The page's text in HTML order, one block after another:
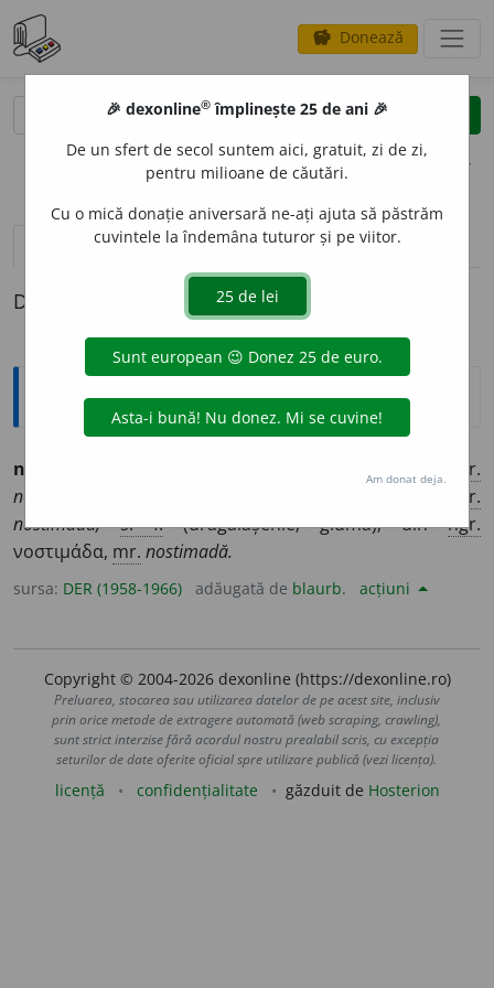
savings Donează
clear
opțiuni
definiții (1) pronunțievolume_up (3)
Definiția cu ID-ul 503896:
Etimologice
n
Mr.
nostim.
Der.
nostimadă,
s. f.(drăgălășenie; glumă); dinngr.
νοστιμάδα, mr. nostimadă.
sursa: DER (1958-1966) adăugată de blaurb. acțiuni
Copyright © 2004-2026 dexonline (https://dexonline.ro)
Preluarea, stocarea sau utilizarea datelor de pe acest site, inclusiv
prin orice metode de extragere automată (web scraping, crawling),
sunt strict interzise fără acordul nostru prealabil scris, cu excepția
seturilor de date oferite oficial spre utilizare publică (vezi licența).
licență confidențialitate găzduit de Hosterion
🎉 dexonline® împlinește 25 de ani 🎉
De un sfert de secol suntem aici, gratuit, zi de zi,
pentru milioane de căutări.
Cu o mică donație aniversară ne-ați ajuta să păstrăm
cuvintele la îndemâna tuturor și pe viitor.
Am donat deja.